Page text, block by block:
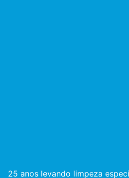
25 anos levando limpeza